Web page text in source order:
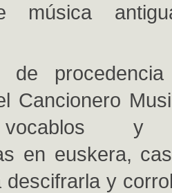
de
Cancionero
y
en euskera,
descifrarla y